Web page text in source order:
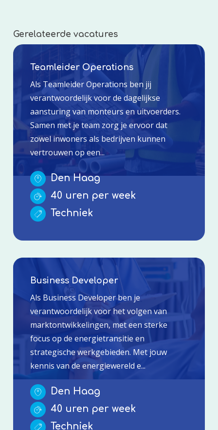
Gerelateerde vacatures
Teamleider Operations
Als Teamleider Operations ben jij
verantwoordelijk voor de dagelijkse
aansturing van monteurs en uitvoerders.
Samen met je team zorg je ervoor dat
zowel inwoners als bedrijven kunnen
vertrouwen op een...
Den Haag
40 uren per week
Techniek
Business Developer
Als Business Developer ben je
verantwoordelijk voor het volgen van
marktontwikkelingen, met een sterke
focus op de energietransitie en
strategische werkgebieden. Met jouw
kennis van de energiewereld e...
Den Haag
40 uren per week
Techniek